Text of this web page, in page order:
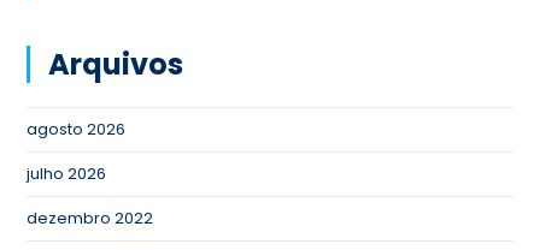
Arquivos
agosto 2026
julho 2026
dezembro 2022